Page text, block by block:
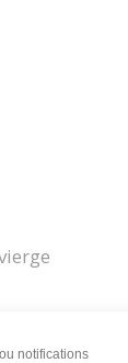
notifications